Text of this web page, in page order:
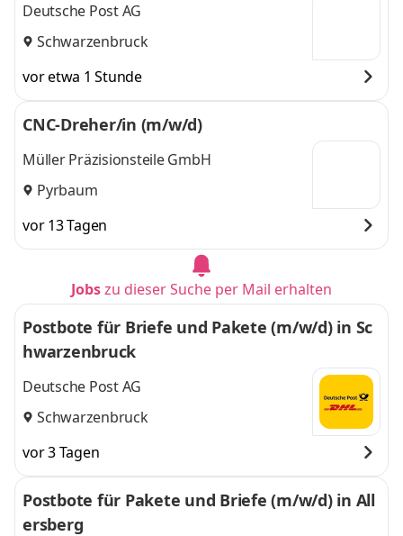
Deutsche Post AG
Schwarzenbruck
vor etwa 1 Stunde
CNC-Dreher/in (m/w/d)
Müller Präzisionsteile GmbH
Pyrbaum
vor 13 Tagen
Jobszu dieser Suche per Mail erhalten
Postbote für Briefe und Pakete (m/w/d) in Sc
hwarzenbruck
Deutsche Post AG
Schwarzenbruck
vor 3 Tagen
Postbote für Pakete und Briefe (m/w/d) in All
ersberg